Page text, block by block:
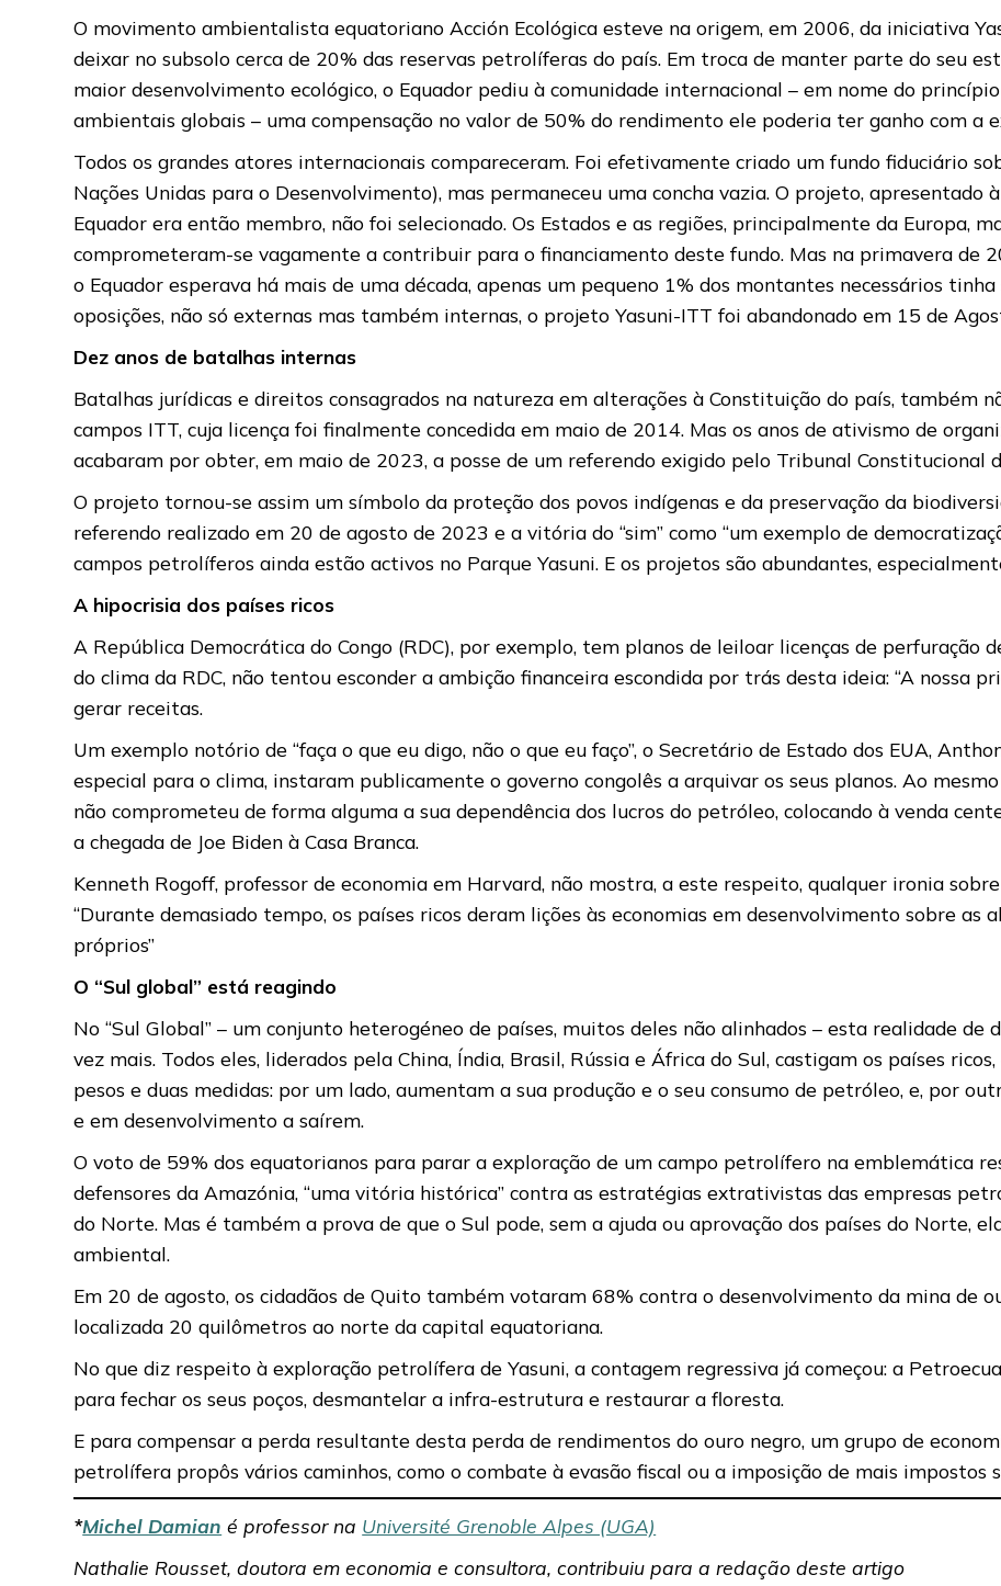
O movimento ambientalista equatoriano Acción Ecológica esteve na origem, em 2006, da iniciativa
deixar no subsolo cerca de 20% das reservas petrolíferas do país. Em troca de manter parte do seu
maior desenvolvimento ecológico, o Equador pediu à comunidade internacional – em nome do
ambientais globais – uma compensação no valor de 50% do rendimento ele poderia ter ganho com a
Todos os grandes atores internacionais compareceram. Foi efetivamente criado um fundo fiduciário
Nações Unidas para o Desenvolvimento), mas permaneceu uma concha vazia. O projeto, apresentado
Equador era então membro, não foi selecionado. Os Estados e as regiões, principalmente da Europa,
comprometeram-se vagamente a contribuir para o financiamento deste fundo. Mas na primavera de
o Equador esperava há mais de uma década, apenas um pequeno 1% dos montantes necessários
oposições, não só externas mas também internas, o projeto Yasuni-ITT foi abandonado em 15 de
Dez anos de batalhas internas
Batalhas jurídicas e direitos consagrados na natureza em alterações à Constituição do país, também
campos ITT, cuja licença foi finalmente concedida em maio de 2014. Mas os anos de ativismo de
acabaram por obter, em maio de 2023, a posse de um referendo exigido pelo Tribunal Constitucional
O projeto tornou-se assim um símbolo da proteção dos povos indígenas e da preservação da
referendo realizado em 20 de agosto de 2023 e a vitória do “sim” como “um exemplo de
campos petrolíferos ainda estão activos no Parque Yasuni. E os projetos são abundantes,
A hipocrisia dos países ricos
A República Democrática do Congo (RDC), por exemplo, tem planos de leiloar licenças de perfuração
do clima da RDC, não tentou esconder a ambição financeira escondida por trás desta ideia: “A nossa
gerar receitas.
Um exemplo notório de “faça o que eu digo, não o que eu faço”, o Secretário de Estado dos EUA,
especial para o clima, instaram publicamente o governo congolês a arquivar os seus planos. Ao
não comprometeu de forma alguma a sua dependência dos lucros do petróleo, colocando à venda
a chegada de Joe Biden à Casa Branca.
Kenneth Rogoff, professor de economia em Harvard, não mostra, a este respeito, qualquer ironia
“Durante demasiado tempo, os países ricos deram lições às economias em desenvolvimento sobre as
próprios”
O “Sul global” está reagindo
No “Sul Global” – um conjunto heterogéneo de países, muitos deles não alinhados – esta realidade
vez mais. Todos eles, liderados pela China, Índia, Brasil, Rússia e África do Sul, castigam os países
pesos e duas medidas: por um lado, aumentam a sua produção e o seu consumo de petróleo, e, por
e em desenvolvimento a saírem.
O voto de 59% dos equatorianos para parar a exploração de um campo petrolífero na emblemática
defensores da Amazónia, “uma vitória histórica” contra as estratégias extrativistas das empresas
do Norte. Mas é também a prova de que o Sul pode, sem a ajuda ou aprovação dos países do Norte,
ambiental.
Em 20 de agosto, os cidadãos de Quito também votaram 68% contra o desenvolvimento da mina de
localizada 20 quilômetros ao norte da capital equatoriana.
No que diz respeito à exploração petrolífera de Yasuni, a contagem regressiva já começou: a
para fechar os seus poços, desmantelar a infra-estrutura e restaurar a floresta.
E para compensar a perda resultante desta perda de rendimentos do ouro negro, um grupo de
petrolífera propôs vários caminhos, como o combate à evasão fiscal ou a imposição de mais impostos
*Michel Damian é professor na Université Grenoble Alpes (UGA)
Nathalie Rousset, doutora em economia e consultora, contribuiu para a redação deste artigo